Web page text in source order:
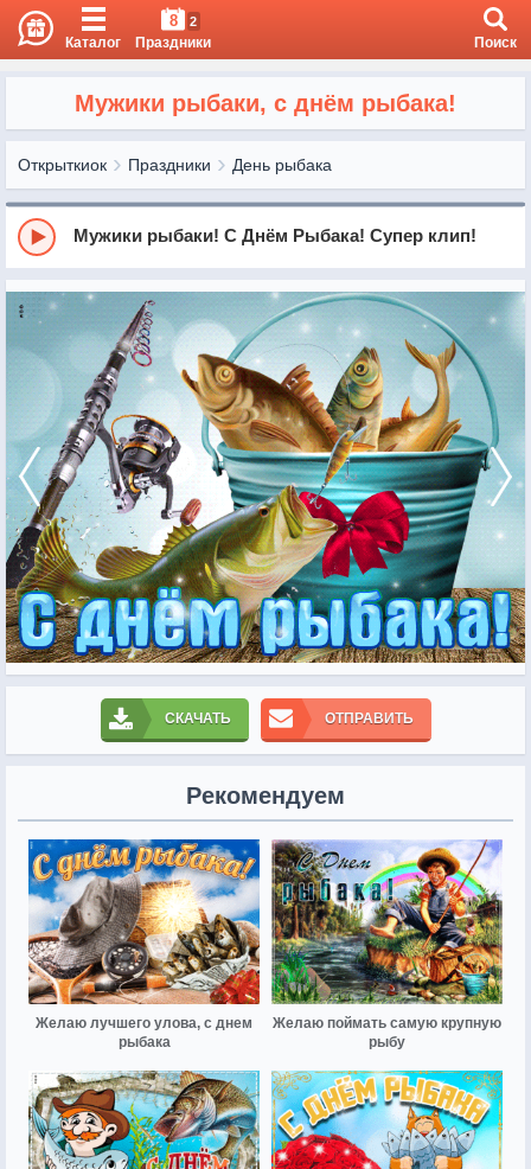
Каталог
8 2
Праздники Поиск
Мужики рыбаки, с днём рыбака!
Открыткиок Праздники День рыбака
Мужики рыбаки! С Днём Рыбака! Супер клип!
СКАЧАТЬ ОТПРАВИТЬ
Рекомендуем
Желаю лучшего улова, с днем
рыбака
Желаю поймать самую крупную
рыбу